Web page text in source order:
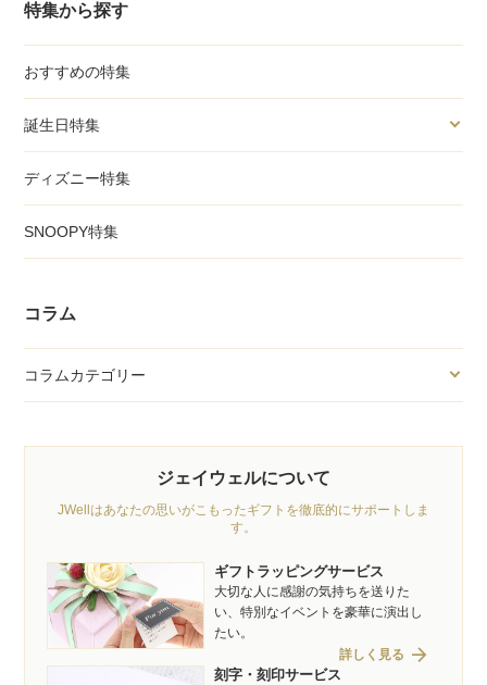
特集から探す
おすすめの特集
誕生日特集
ディズニー特集
SNOOPY特集
コラム
コラムカテゴリー
ジェイウェルについて
JWellはあなたの思いがこもったギフトを徹底的にサポートしま
す。
ギフトラッピングサービス
大切な人に感謝の気持ちを送りた
い、特別なイベントを豪華に演出し
たい。
詳しく見る arrow_forward
刻字・刻印サービス